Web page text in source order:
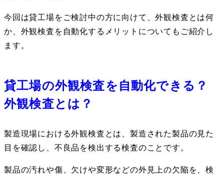
今回は貸工場をご検討中の方に向けて、外観検査とは何
か、外観検査を自動化するメリットについてもご紹介し
ます。
貸工場の外観検査を自動化できる？
外観検査とは？
製造現場における外観検査とは、製造された製品の見た
目を確認し、不良品を検出する検査のことです。
製品の汚れや傷、欠けや変形などの外見上の欠陥を、検